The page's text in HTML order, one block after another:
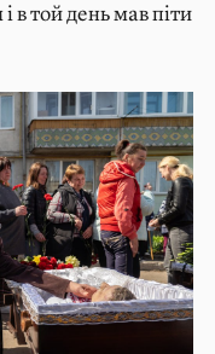
в той день мав піти